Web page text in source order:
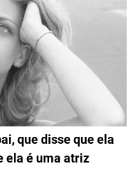
que disse que ela
ela é uma atriz